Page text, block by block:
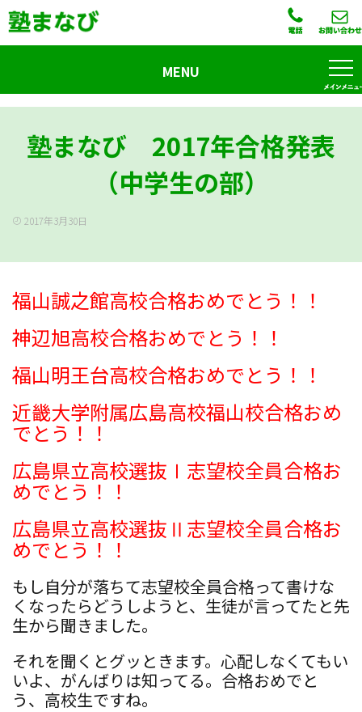
塾まなび 2017年合格発表
（中学生の部）
2017年3月30日
福山誠之館高校合格おめでとう！！
神辺旭高校合格おめでとう！！
福山明王台高校合格おめでとう！！
近畿大学附属広島高校福山校合格おめ
でとう！！
広島県立高校選抜Ⅰ志望校全員合格お
めでとう！！
広島県立高校選抜Ⅱ志望校全員合格お
めでとう！！
もし自分が落ちて志望校全員合格って書けな
くなったらどうしようと、生徒が言ってたと先
生から聞きました。
それを聞くとグッときます。心配しなくてもい
いよ、がんばりは知ってる。合格おめでと
う、高校生ですね。
MENU